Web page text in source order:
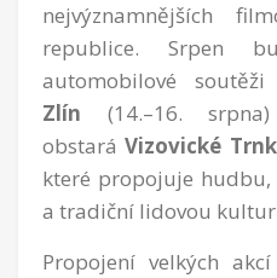
nejvýznamnějších
republice. Srpen
automobilové soutěži
Zlín
(14.–16.
obstará Vizovické
které propojuje
a tradiční lidovou
Propojení velkých